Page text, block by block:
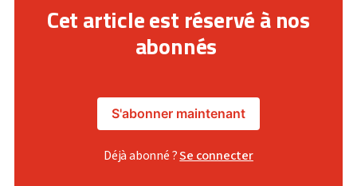
Cet article est réservé à nos
abonnés
S'abonner maintenant
Déjà abonné ?Se connecter